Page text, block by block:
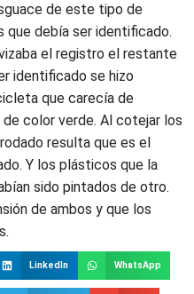
de este tipo de
que debía ser identificado.
el registro el restante
identificado se hizo
que carecía de
color verde. Al cotejar los
resulta que es el
Y los plásticos que la
sido pintados de otro.
de ambos y que los
LinkedIn WhatsApp